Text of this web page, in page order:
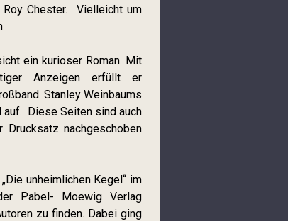
Chester. Vielleicht um
ein kurioser Roman. Mit
Anzeigen erfüllt er
Stanley Weinbaums
auf. Diese Seiten sind auch
nachgeschoben
unheimlichen Kegel“ im
Pabel- Moewig Verlag
zu finden. Dabei ging